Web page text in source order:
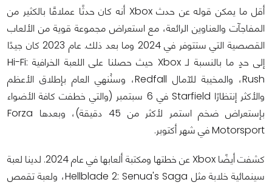
أقل ما يمكن قوله عن حدث Xbox أنه كان حدثًا عملاقًا بالكثير من
المفاجآت والعناوين الرائعة، مع استعراض مجموعة قوية من الألعاب
القصصية التي ستتوفر في 2024 وما بعد ذلك. عام 2023 كان جيدًا
إلى حدٍ ما بالنسبة لـ Xbox حيث حصلنا على اللعبة الخرافية Hi-Fi:
Rush، والمخيبة للآمال Redfall، وسنُنهي العام بإطلاق الأعظم
والأكثر إنتظارًا Starfield في 6 سبتمبر (والتي خطفت كافة الأضواء
بإستعراض ضخم استمر لأكثر من 45 دقيقة)، وبعدها Forza
Motorsport في شهر أكتوبر.
كشفت أيضًا Xbox عن خطتها ومكتبة ألعابها في عام 2024. لدينا لعبة
سينمائية خلابة مثل Hellblade 2: Senua's Saga، ولعبة تقمص